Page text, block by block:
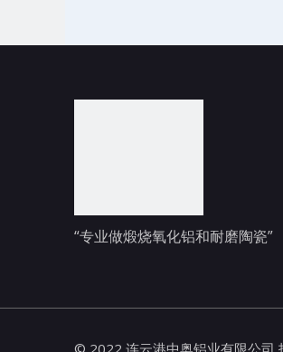
“专业做煅烧氧化铝和耐磨陶瓷”
© 2022 连云港中奥铝业有限公司